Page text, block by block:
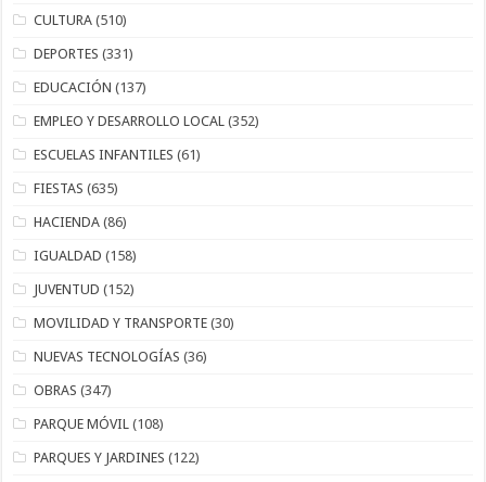
CULTURA (510)
DEPORTES (331)
EDUCACIÓN (137)
EMPLEO Y DESARROLLO LOCAL (352)
ESCUELAS INFANTILES (61)
FIESTAS (635)
HACIENDA (86)
IGUALDAD (158)
JUVENTUD (152)
MOVILIDAD Y TRANSPORTE (30)
NUEVAS TECNOLOGÍAS (36)
OBRAS (347)
PARQUE MÓVIL (108)
PARQUES Y JARDINES (122)